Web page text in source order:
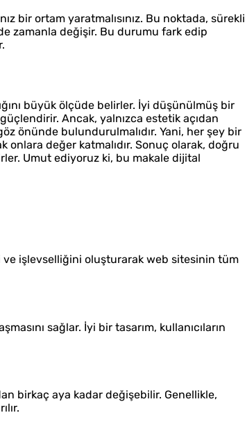
bir ortam yaratmalısınız. Bu noktada, sürekli
zamanla değişir. Bu durumu fark edip
büyük ölçüde belirler. İyi düşünülmüş bir
Ancak, yalnızca estetik açıdan
önünde bulundurulmalıdır. Yani, her şey bir
onlara değer katmalıdır. Sonuç olarak, doğru
Umut ediyoruz ki, bu makale dijital
ve işlevselliğini oluşturarak web sitesinin tüm
sağlar. İyi bir tasarım, kullanıcıların
birkaç aya kadar değişebilir. Genellikle,